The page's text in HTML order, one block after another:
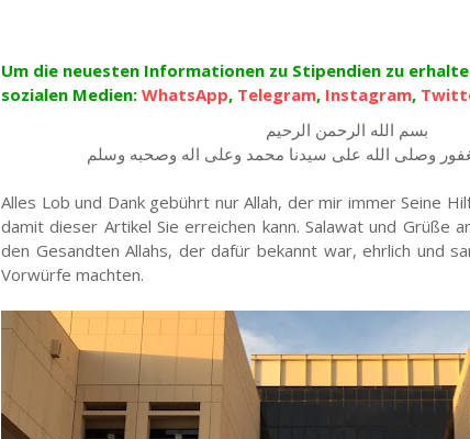
Um die neuesten Informationen zu Stipendien zu
sozialen Medien: WhatsApp, Telegram, Instagram,
بسم الله الرحمن الرحيم
وصلى الله على سيدنا محمد وعلى اله وصحبه وسلم
Alles Lob und Dank gebührt nur Allah, der mir immer Seine
damit dieser Artikel Sie erreichen kann. Salawat und Grüße
den Gesandten Allahs, der dafür bekannt war, ehrlich und
Vorwürfe machten.